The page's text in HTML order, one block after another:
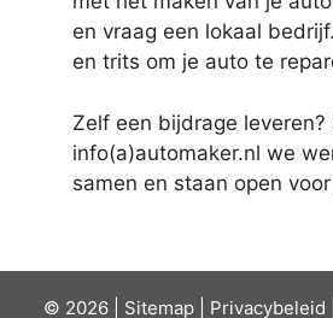
en vraag een lokaal
en trits om je auto te
Zelf een bijdrage leveren?
info(a)automaker.nl we
samen en staan open
© 2026 | Sitemap| Privacybeleid